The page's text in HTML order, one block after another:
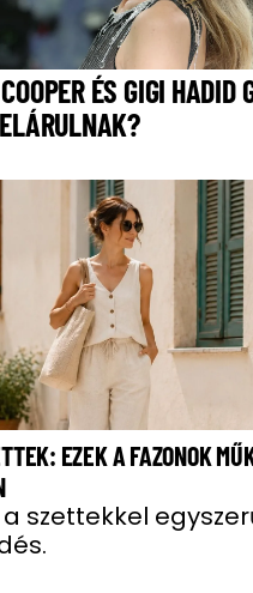
ÉS GIGI HADID
EZEK A FAZONOK
a szettekkel